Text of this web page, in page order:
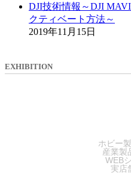
DJI技術情報～DJI
クティベート方法～
2019年11月15日
EXHIBITION
ホビー
産業製
WEB
実店